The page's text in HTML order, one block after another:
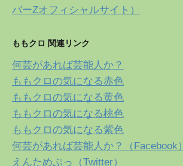
バーZオフィシャルサイト）
ももクロ 関連リンク
何芸があれば芸能人か？
ももクロの気になる赤色
ももクロの気になる黄色
ももクロの気になる桃色
ももクロの気になる紫色
何芸があれば芸能人か？（Facebook）
えんためぷっ（Twitter）